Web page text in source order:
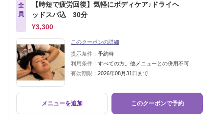
全
員
【時短で疲労回復】気軽にボディケア♪ドライヘ
ッドスパ込 30分
¥3,300
このクーポンの詳細
提示条件： 予約時
利用条件： すべての方。他メニューとの併用不可
有効期限： 2026年08月31日まで
メニューを追加 このクーポンで予約